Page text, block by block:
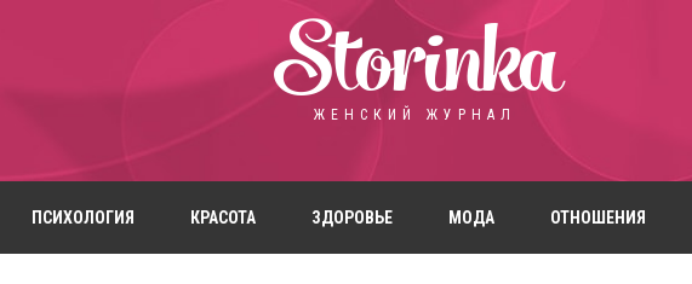
Storinka
ЖЕНСКИЙ ЖУРНАЛ
ПСИХОЛОГИЯ КРАСОТА ЗДОРОВЬЕ МОДА ОТНОШЕНИЯ